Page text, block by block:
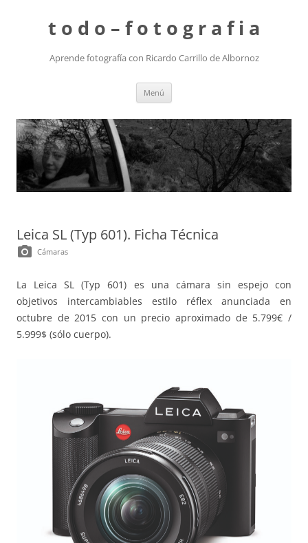
t o d o – f o t o g r a f i a
Aprende fotografía con Ricardo Carrillo de Albornoz
Menú
Leica SL (Typ 601). Ficha Técnica
photo_camera Cámaras
La Leica SL (Typ 601) es una cámara sin espejo con
objetivos intercambiables estilo réflex anunciada en
octubre de 2015 con un precio aproximado de 5.799€ /
5.999$ (sólo cuerpo).